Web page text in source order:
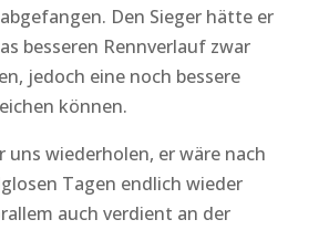
Den Sieger hätte er
besseren Rennverlauf zwar
jedoch eine noch bessere
können.
uns wiederholen, er wäre nach
Tagen endlich wieder
auch verdient an der